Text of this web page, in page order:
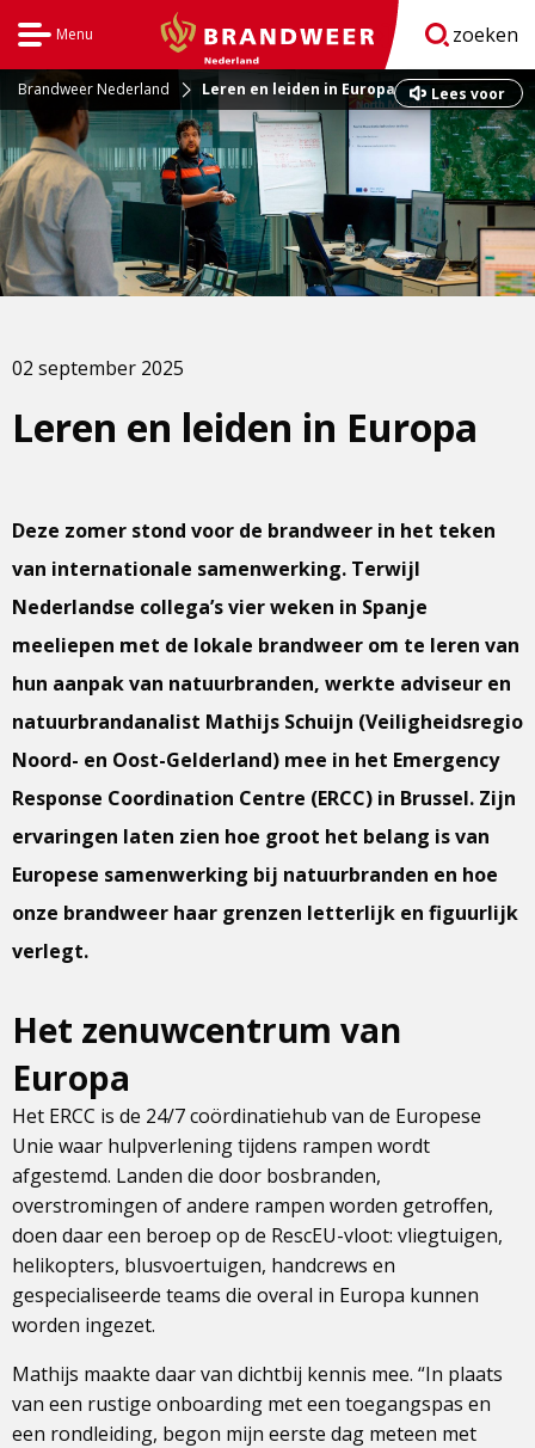
Menu
BrandweerNederland.nl
zoeken
Brandweer Nederland Leren en leiden in Europa
Dit
is
een
externe
pagina
Lees voor
Leren en leiden in Europa
02 september 2025
Deze zomer stond voor de brandweer in het teken
van internationale samenwerking. Terwijl
Nederlandse collega’s vier weken in Spanje
meeliepen met de lokale brandweer om te leren van
hun aanpak van natuurbranden, werkte adviseur en
natuurbrandanalist Mathijs Schuijn (Veiligheidsregio
Noord- en Oost-Gelderland) mee in het Emergency
Response Coordination Centre (ERCC) in Brussel. Zijn
ervaringen laten zien hoe groot het belang is van
Europese samenwerking bij natuurbranden en hoe
onze brandweer haar grenzen letterlijk en figuurlijk
verlegt.
Het zenuwcentrum van
Europa
Het ERCC is de 24/7 coördinatiehub van de Europese
Unie waar hulpverlening tijdens rampen wordt
afgestemd. Landen die door bosbranden,
overstromingen of andere rampen worden getroffen,
doen daar een beroep op de RescEU-vloot: vliegtuigen,
helikopters, blusvoertuigen, handcrews en
gespecialiseerde teams die overal in Europa kunnen
worden ingezet.
Mathijs maakte daar van dichtbij kennis mee. “In plaats
van een rustige onboarding met een toegangspas en
een rondleiding, begon mijn eerste dag meteen met